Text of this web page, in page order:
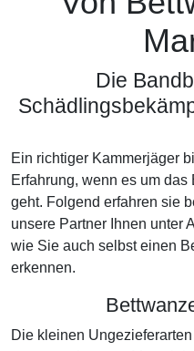
Die
Ein richtiger Kammerjäger
Erfahrung, wenn es um
geht. Folgend erfahren sie
unsere Partner Ihnen unter
wie Sie auch selbst einen
erkennen.
Die kleinen